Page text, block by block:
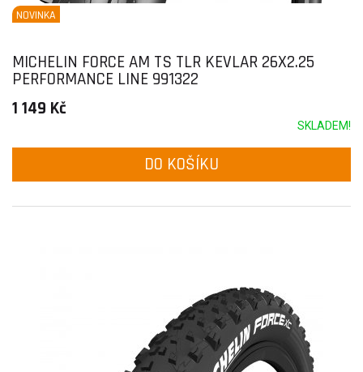
NOVINKA
MICHELIN FORCE AM TS TLR KEVLAR 26X2.25
PERFORMANCE LINE 991322
1 149 Kč
SKLADEM!
DO KOŠÍKU